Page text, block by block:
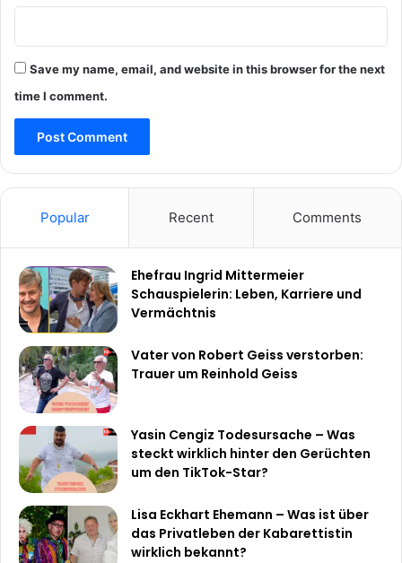
Save my name, email, and website in this browser for the next
time I comment.
Popular Recent Comments
Ehefrau Ingrid Mittermeier
Schauspielerin: Leben, Karriere und
Vermächtnis
Vater von Robert Geiss verstorben:
Trauer um Reinhold Geiss
Yasin Cengiz Todesursache – Was
steckt wirklich hinter den Gerüchten
um den TikTok-Star?
Lisa Eckhart Ehemann – Was ist über
das Privatleben der Kabarettistin
wirklich bekannt?